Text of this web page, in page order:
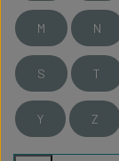
balloner at puste op.
M N
S T
Y Z